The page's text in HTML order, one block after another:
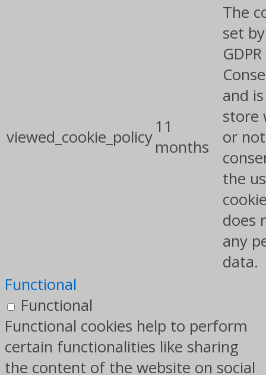
viewed_cookie_policy
11
months
The
set
and
store
or
the
does
any
data.
Functional
Functional
Functional cookies help to perform
certain functionalities like sharing
the content of the website on social